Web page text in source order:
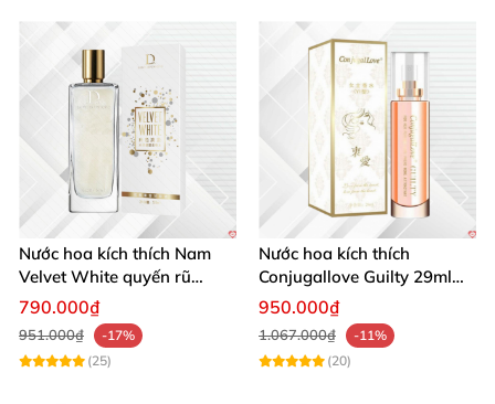
Nước hoa kích thích Nam
Velvet White quyến rũ
mạnh chai lớn
790.000₫
951.000₫
-17%
(25)
Nước hoa kích thích
Conjugallove Guilty 29ml
Pheromone Tăng khoái cảm
950.000₫
1.067.000₫
-11%
(20)